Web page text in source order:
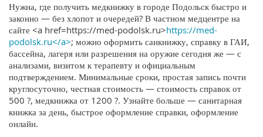
Нужна, где получить медкнижку в городе Подольск быстро и
законно — без хлопот и очередей? В частном медцентре на
сайте <a href=https://med-podolsk.ru>https://med-
podolsk.ru</a>; можно оформить санкнижку, справку в ГАИ,
бассейна, лагеря или разрешения на оружие сегодня же — с
анализами, визитом к терапевту и официальным
подтверждением. Минимальные сроки, простая запись почти
круглосуточно, честная стоимость — стоимость справок от
500 ?, медкнижка от 1200 ?. Узнайте больше — санитарная
книжка за день, быстрое оформление справки, оформление
онлайн.